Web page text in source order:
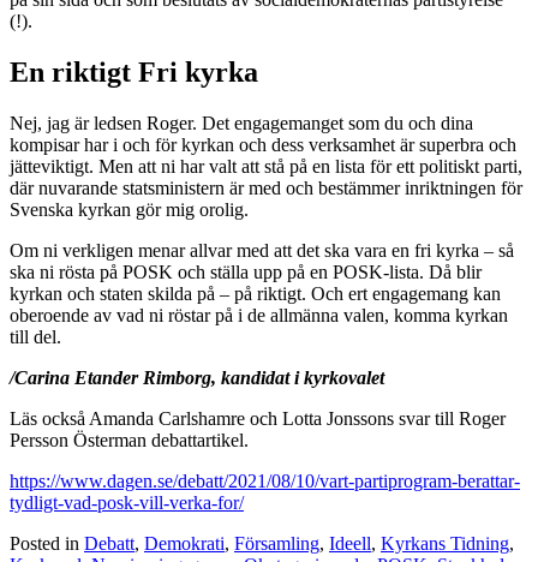
(!).
En riktigt Fri kyrka
Nej, jag är ledsen Roger. Det engagemanget som du och dina
kompisar har i och för kyrkan och dess verksamhet är superbra och
jätteviktigt. Men att ni har valt att stå på en lista för ett politiskt parti,
där nuvarande statsministern är med och bestämmer inriktningen för
Svenska kyrkan gör mig orolig.
Om ni verkligen menar allvar med att det ska vara en fri kyrka – så
ska ni rösta på POSK och ställa upp på en POSK-lista. Då blir
kyrkan och staten skilda på – på riktigt. Och ert engagemang kan
oberoende av vad ni röstar på i de allmänna valen, komma kyrkan
till del.
/Carina Etander Rimborg, kandidat i kyrkovalet
Läs också Amanda Carlshamre och Lotta Jonssons svar till Roger
Persson Österman debattartikel.
https://www.dagen.se/debatt/2021/08/10/vart-partiprogram-berattar-
tydligt-vad-posk-vill-verka-for/
Posted in Debatt, Demokrati, Församling, Ideell, Kyrkans Tidning,